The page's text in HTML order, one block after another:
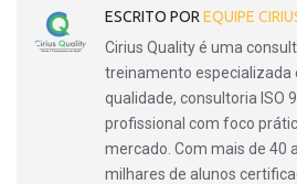
ESCRITO POR EQUIPE
Cirius Quality é uma
treinamento especializada
qualidade, consultoria ISO
profissional com foco
mercado. Com mais de 40
milhares de alunos